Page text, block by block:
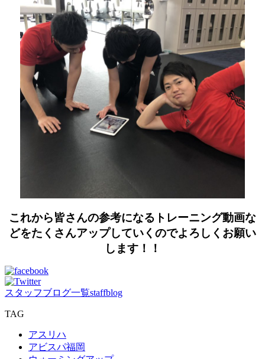
これから皆さんの参考になるトレーニング動画な
どをたくさんアップしていくのでよろしくお願い
します！！
スタッフブログ一覧staffblog
TAG
アスリハ
アビスパ福岡